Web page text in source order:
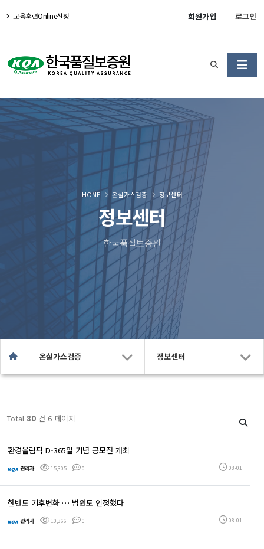
교육훈련Online신청 회원가입 로그인
정보센터
한국품질보증원
HOME 온실가스검증 정보센터
온실가스검증 정보센터
Total 80 건 6 페이지
환경올림픽 D-365일 기념 공모전 개최
관리자 15,305 0 08-01
한반도 기후변화 … 법원도 인정했다
관리자 10,366 0 08-01